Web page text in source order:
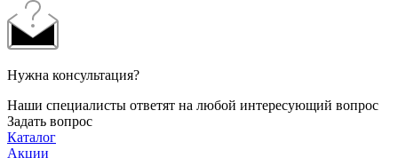
Нужна консультация?
Наши специалисты ответят на любой интересующий вопрос
Задать вопрос
Каталог
Акции